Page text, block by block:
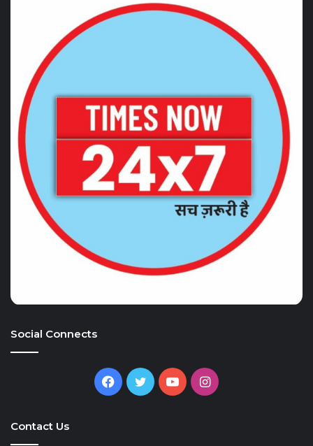
Social Connects
Facebook
TwitterYouTubeInstagram
Contact Us